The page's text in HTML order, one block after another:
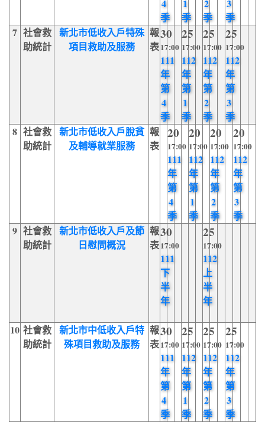
4
季
1
季
2
季
3
季
7 社會救
助統計
新北市低收入戶特殊
項目救助及服務
報
表
30
17:00
111
年
第
4
季
25
17:00
112
年
第
1
季
25
17:00
112
年
第
2
季
25
17:00
112
年
第
3
季
8 社會救
助統計
新北市低收入戶脫貧
及輔導就業服務
報
表
20
17:00
111
年
第
4
季
20
17:00
112
年
第
1
季
20
17:00
112
年
第
2
季
20
17:00
112
年
第
3
季
9 社會救
助統計
新北市低收入戶及節
日慰問概況
報
表
30
17:00
111
下
半
年
25
17:00
112
上
半
年
10 社會救
助統計
新北市中低收入戶特
殊項目救助及服務
報
表
30
17:00
111
年
第
4
季
25
17:00
112
年
第
1
季
25
17:00
112
年
第
2
季
25
17:00
112
年
第
3
季